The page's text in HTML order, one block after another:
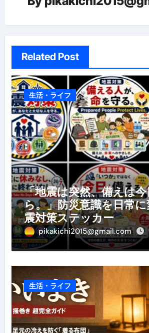
Related Post
生活・ライフ
「地震は突然、備えは
ら。」防災意識を日常
震対策ステッカー
pikakichi2015@gmail.com
生活・ライフ